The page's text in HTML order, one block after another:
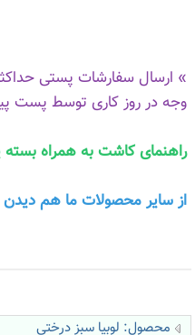
وجه در روز کاری توسط پست
راهنمای کاشت به همراه
از سایر محصولات ما هم دیدن
محصول: لوبیا سبز درختی